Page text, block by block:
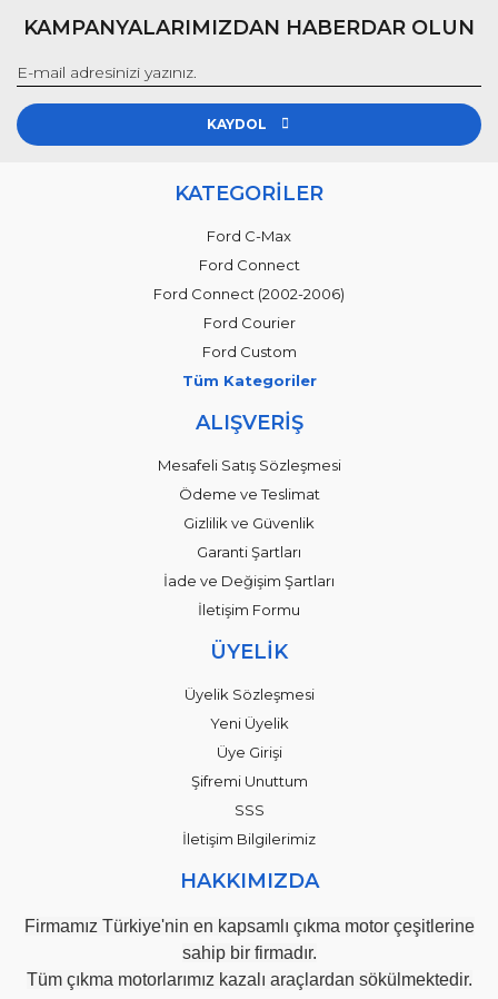
KAMPANYALARIMIZDAN HABERDAR OLUN
KAYDOL
KATEGORİLER
Ford C-Max
Ford Connect
Ford Connect (2002-2006)
Ford Courier
Ford Custom
Tüm Kategoriler
ALIŞVERİŞ
Mesafeli Satış Sözleşmesi
Ödeme ve Teslimat
Gizlilik ve Güvenlik
Garanti Şartları
İade ve Değişim Şartları
İletişim Formu
ÜYELİK
Üyelik Sözleşmesi
Yeni Üyelik
Üye Girişi
Şifremi Unuttum
SSS
İletişim Bilgilerimiz
HAKKIMIZDA
Firmamız Türkiye'nin en kapsamlı çıkma motor çeşitlerine
sahip bir firmadır.
Tüm çıkma motorlarımız kazalı araçlardan sökülmektedir.